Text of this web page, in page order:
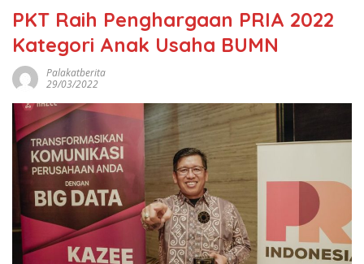
PKT Raih Penghargaan PRIA 2022
Kategori Anak Usaha BUMN
Palakatberita
29/03/2022